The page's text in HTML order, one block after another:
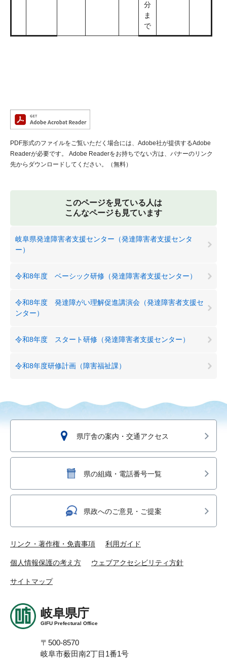
分
ま
で
PDF形式のファイルをご覧いただく場合には、Adobe社が提供するAdobe
Readerが必要です。
Adobe Readerをお持ちでない方は、バナーのリンク
先からダウンロードしてください。（無料）
このページを見ている人は
こんなページも見ています
岐阜県発達障害者支援センター（発達障害者支援センタ
ー）
令和8年度 ベーシック研修（発達障害者支援センター）
令和8年度 発達障がい理解促進講演会（発達障害者支援セ
ンター）
令和8年度 スタート研修（発達障害者支援センター）
令和8年度研修計画（障害福祉課）
県庁舎の案内・交通アクセス
県の組織・電話番号一覧
県政へのご意見・ご提案
リンク・著作権・免責事項 利用ガイド
個人情報保護の考え方 ウェブアクセシビリティ方針
サイトマップ
岐阜県庁
GIFU Prefectural Office
〒500-8570
岐阜市薮田南2丁目1番1号